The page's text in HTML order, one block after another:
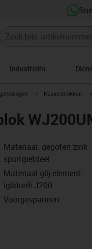
Industrieën
right igus-icon-arrow-right
Kussenblokken
lupe
lupe
lupe
lupe
Materiaal: gegoten zink
spuitgietdeel
Materiaal glij-element:
iglidur® J200
Voorgespannen